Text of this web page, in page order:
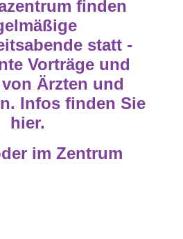
finden
statt -
Vorträge und
Ärzten und
Infos finden Sie
hier.
im Zentrum